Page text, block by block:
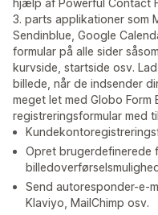
hjælp af Powerful Contact
3. parts applikationer som
Sendinblue, Google
formular på alle sider
kurvside, startside osv.
billede, når de indsender
meget let med Globo Form
registreringsformular med
Opret brugerdefinerede
Send autoresponder-e-
Klaviyo, MailChimp osv.